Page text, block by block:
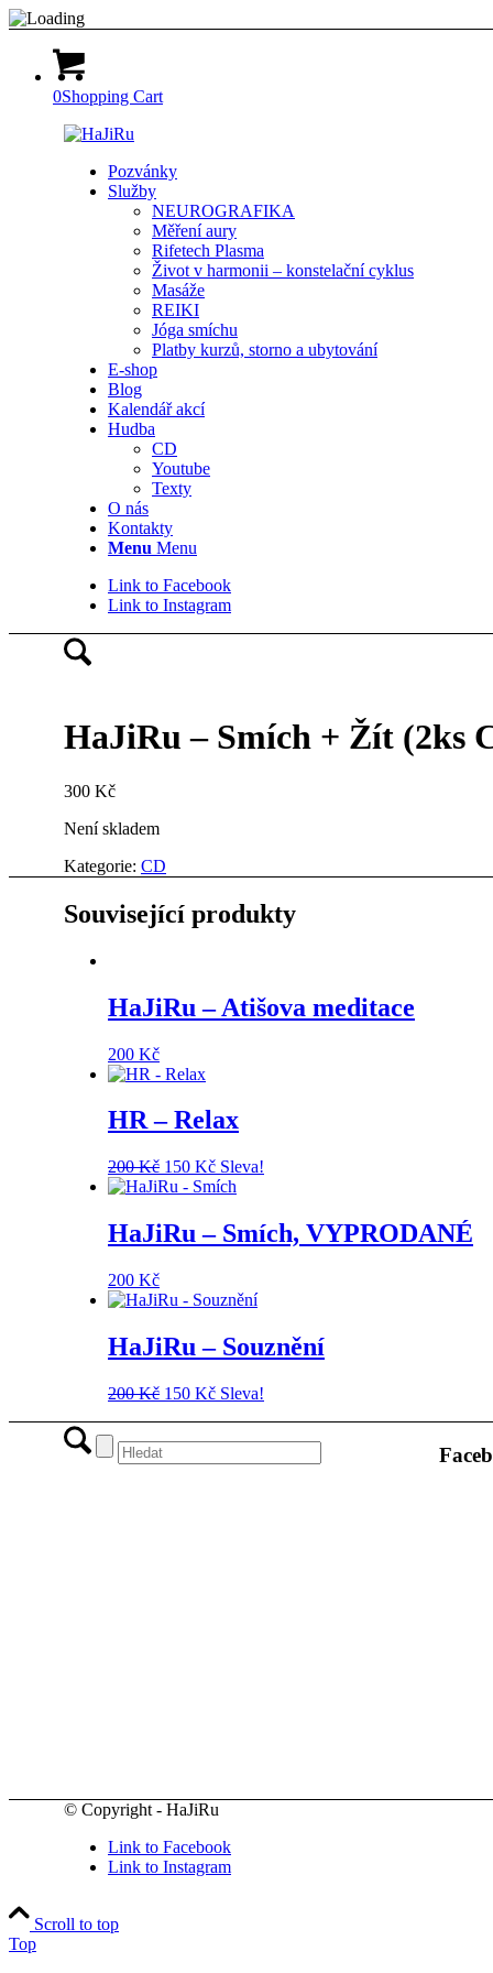
0Shopping Cart
Pozvánky
Služby
NEUROGRAFIKA
Měření aury
Rifetech Plasma
Život v harmonii – konstelační cyklus
Masáže
REIKI
Jóga smíchu
Platby kurzů, storno a ubytování
E-shop
Blog
Kalendář akcí
Hudba
CD
Youtube
Texty
O nás
Kontakty
Menu Menu
Link to Facebook
Link to Instagram
HaJiRu – Smích + Žít (2ks
300 Kč
Není skladem
Kategorie: CD
Související produkty
HaJiRu – Atišova meditace
200 Kč
HR – Relax
200Kč Původní
cena
200 Kč.
150 KčAktuální
cena
150 Kč.
Sleva!
HaJiRu – Smích, VYPRODANÉ
200 Kč
HaJiRu – Souznění
200Kč Původní
150 KčAktuální
Sleva!
© Copyright - HaJiRu
Link to Facebook
Link to Instagram
Scroll to top
Top